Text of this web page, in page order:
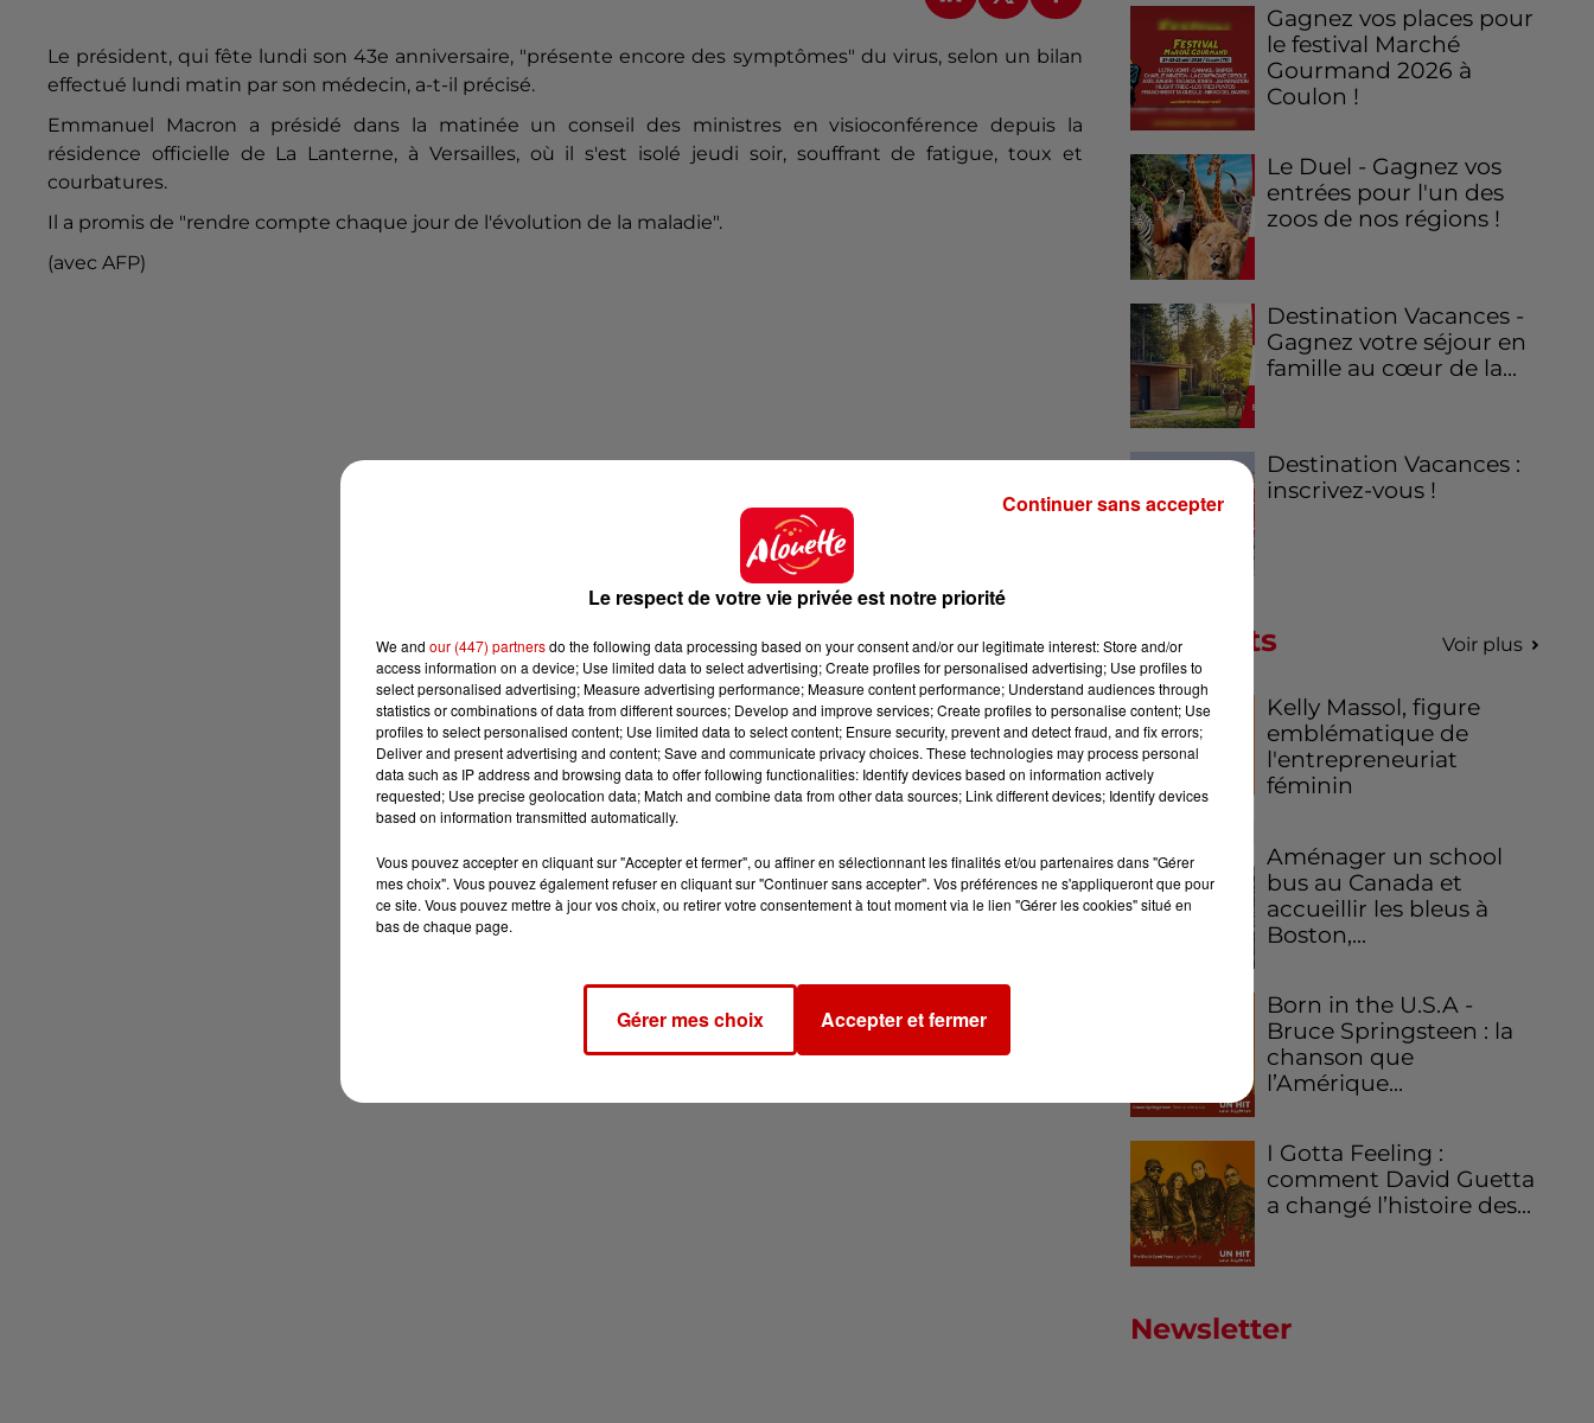
Le président, qui fête lundi son 43e anniversaire, "présente encore des symptômes" du virus, selon un bilan
effectué lundi matin par son médecin, a-t-il précisé.
Emmanuel
Macron
a présidé dans la matinée un conseil des ministres en visioconférence depuis la
résidence officielle de La Lanterne, à Versailles, où il s'est isolé jeudi soir, souffrant de fatigue, toux et
courbatures.
Il a promis de "rendre compte chaque jour de l'évolution de la maladie".
(avec AFP)
Gagnez vos places pour
le festival Marché
Gourmand 2026 à
Coulon !
Le Duel - Gagnez vos
entrées pour l'un des
zoos de nos régions !
Destination Vacances -
Gagnez votre séjour en
famille au cœur de la...
Destination Vacances :
inscrivez-vous !
Podcasts Voir plus
Kelly Massol, figure
emblématique de
l'entrepreneuriat
féminin
Aménager un school
bus au Canada et
accueillir les bleus à
Boston,...
Born in the U.S.A -
Bruce Springsteen : la
chanson que
l’Amérique...
I Gotta Feeling :
comment David Guetta
a changé l’histoire des...
Newsletter
Le respect de votre vie privée est notre priorité
We and our (447) partnersdo the following data processing based on your consent and/or our legitimate interest: Store and/or
access information on a device; Use limited data to select advertising; Create profiles for personalised advertising; Use profiles to
select personalised advertising; Measure advertising performance; Measure content performance; Understand audiences through
statistics or combinations of data from different sources; Develop and improve services; Create profiles to personalise content; Use
profiles to select personalised content; Use limited data to select content; Ensure security, prevent and detect fraud, and fix errors;
Deliver and present advertising and content; Save and communicate privacy choices. These technologies may process personal
data such as IP address and browsing data to offer following functionalities: Identify devices based on information actively
requested; Use precise geolocation data; Match and combine data from other data sources; Link different devices; Identify devices
based on information transmitted automatically.
Vous pouvez accepter en cliquant sur "Accepter et fermer", ou affiner en sélectionnant les finalités et/ou partenaires dans "Gérer
mes choix". Vous pouvez également refuser en cliquant sur "Continuer sans accepter". Vos préférences ne s'appliqueront que pour
ce site. Vous pouvez mettre à jour vos choix, ou retirer votre consentement à tout moment via le lien "Gérer les cookies" situé en
bas de chaque page.
Gérer mes choix Accepter et fermer
Continuer sans accepter